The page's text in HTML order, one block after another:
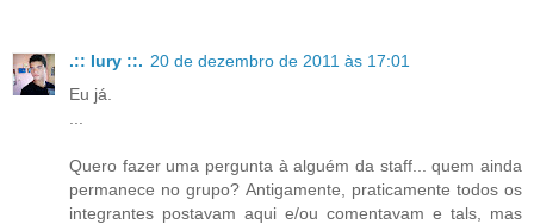
.:: Iury ::. 20 de dezembro de 2011 às 17:01
Eu já.
Quero fazer uma pergunta à alguém da staff... quem ainda
permanece no grupo? Antigamente, praticamente todos os
integrantes postavam aqui e/ou comentavam e tals, mas